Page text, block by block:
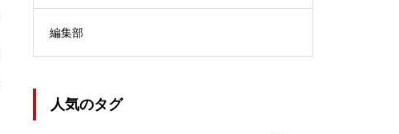
編集部
人気のタグ